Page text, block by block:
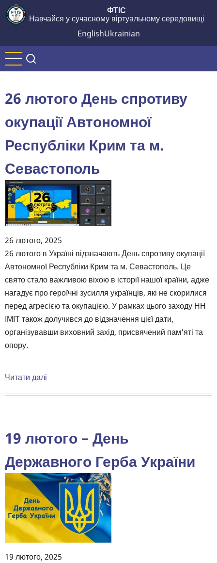
Перейти
до
вмісту
ФТІС
Навчайся у сучасному віртуальному середовищі
EnglishUkrainian
26 лютого День спротиву
окупації Автономної
Республіки Крим та м.
Севастополь
26 лютого, 2025
Body
26 лютого в Україні відзначають День спротиву окупації
Автономної Республіки Крим та м. Севастополь. Це
свято стало важливою віхою в історії нашої країни, адже
нагадує про героїчні зусилля українців, які не скорилися
перед агресією та окупацією. У рамках цього заходу НН
ІМІТ також долучився до відзначення цієї дати,
організувавши виховний захід, присвячений пам'яті та
опору.
Читати далі
окупації
Республіки
Крим
та
м.
Севастополь
19 лютого – День
Державного Герба України
19 лютого, 2025